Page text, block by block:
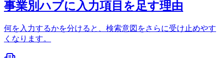
事業別ハブに入力項目を足す理由
何を入力するかを分けると、検索意図をさらに受け止めやす
くなります。